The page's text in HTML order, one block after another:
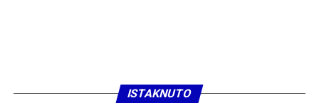
ISTAKNUTO